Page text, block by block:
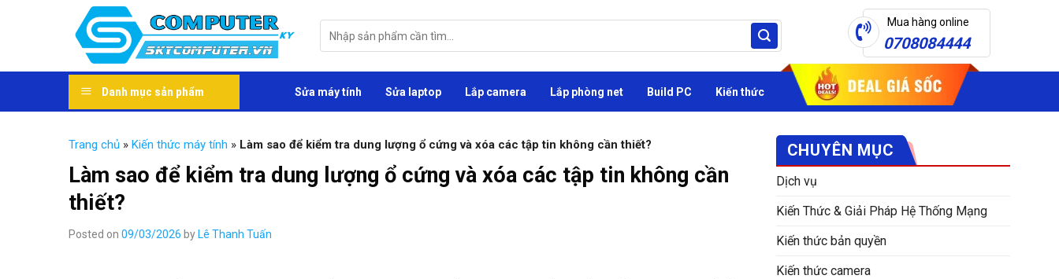
kiếm:
Mua hàng online
0708084444
Danh mục sản phẩm Sửa máy tính Sửa laptop Lắp camera Lắp phòng net Build PC Kiến thức
Trang chủ » Kiến thức máy tính » Làm sao để kiểm tra dung lượng ổ cứng và xóa các tập tin không cần thiết?
Làm sao để kiểm tra dung lượng ổ cứng và xóa các tập tin không cần
thiết?
Posted on 09/03/2026 byLê Thanh Tuấn
CHUYÊN MỤC
Dịch vụ
Kiến Thức & Giải Pháp Hệ Thống Mạng
Kiến thức bản quyền
Kiến thức camera